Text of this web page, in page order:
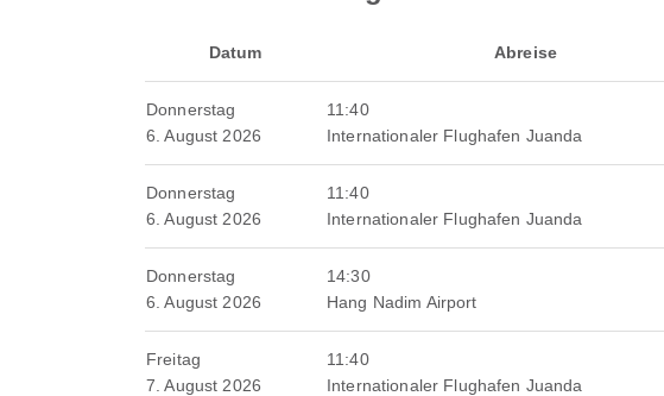
Datum Abreise
Donnerstag
6. August 2026
11:40
Internationaler Flughafen Juanda
Donnerstag
6. August 2026
11:40
Internationaler Flughafen Juanda
Donnerstag
6. August 2026
14:30
Hang Nadim Airport
Freitag
7. August 2026
11:40
Internationaler Flughafen Juanda